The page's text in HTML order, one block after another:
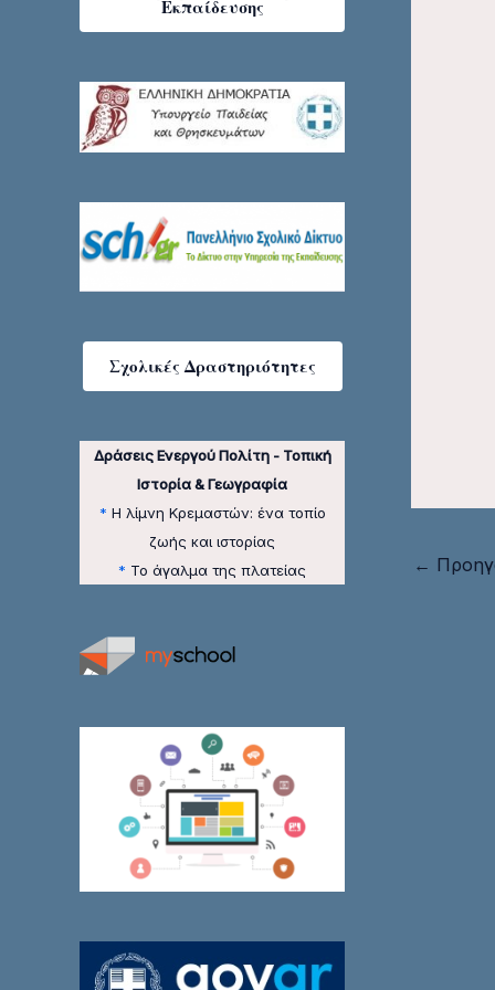
Εκπαίδευσης
Σχολικές Δραστηριότητες
Δράσεις Ενεργού Πολίτη - Τοπική
Ιστορία & Γεωγραφία
* Η λίμνη Κρεμαστών: ένα τοπίο
ζωής και ιστορίας
* Το άγαλμα της πλατείας ←